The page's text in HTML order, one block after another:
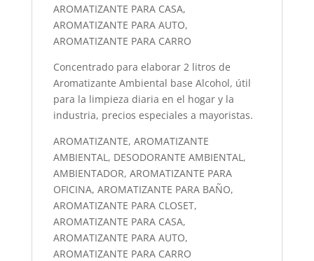
AROMATIZANTE PARA CASA,
AROMATIZANTE PARA AUTO,
AROMATIZANTE PARA CARRO
Concentrado para elaborar 2 litros de
Aromatizante Ambiental base Alcohol, útil
para la limpieza diaria en el hogar y la
industria, precios especiales a mayoristas.
AROMATIZANTE, AROMATIZANTE
AMBIENTAL, DESODORANTE AMBIENTAL,
AMBIENTADOR, AROMATIZANTE PARA
OFICINA, AROMATIZANTE PARA BAÑO,
AROMATIZANTE PARA CLOSET,
AROMATIZANTE PARA CASA,
AROMATIZANTE PARA AUTO,
AROMATIZANTE PARA CARRO